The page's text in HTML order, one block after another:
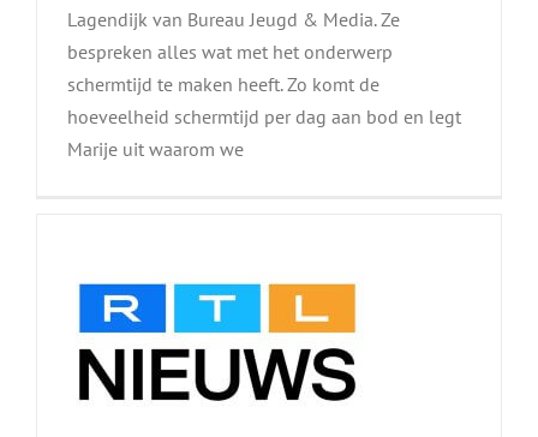
Lagendijk van Bureau Jeugd & Media. Ze
bespreken alles wat met het onderwerp
schermtijd te maken heeft. Zo komt de
hoeveelheid schermtijd per dag aan bod en legt
Marije uit waarom we
Pesten en porno in
klassenapp: onrust op
basisscholen ondanks